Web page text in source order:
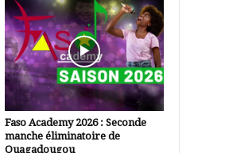
Faso Academy 2026 : Seconde
manche éliminatoire de
Ouagadougou